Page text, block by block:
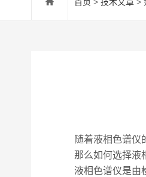
随着液相色谱仪的
那么如何选择液相
液相色谱仪是由检